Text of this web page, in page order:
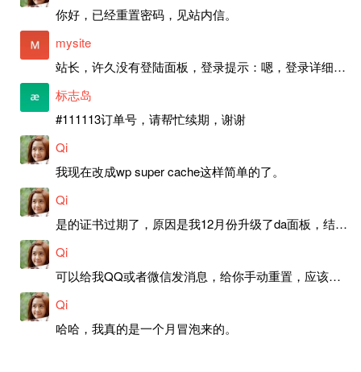
你好，已经重置密码，见站内信。
mysite
站长，许久没有登陆面板，登录提示：嗯，登录详细信息似乎不正确。请重试。 网站还可以正常使用。如果是密码问题请帮忙重置一下密码。谢谢。订单号：97790，账号：aa20210950。 站长，提交了工单，你回复续期成功，不过我的问题是面部登陆信息有问题，一直是初始密码，现在无法登陆，有时间麻烦排查一下。
标志岛
#111113订单号，请帮忙续期，谢谢
Qi
我现在改成wp super cache这样简单的了。
Qi
是的证书过期了，原因是我12月份升级了da面板，结果后台证书就不更新了，目前还在排查问题。切换PHP版本现在没有了，因为DA新版不支持。
Qi
可以给我QQ或者微信发消息，给你手动重置，应该是服务器插件有问题了，这个wp的主题太老了，导致现在好多的问题，网站的签到功能也是因为这个原因导致的。
Qi
哈哈，我真的是一个月冒泡来的。